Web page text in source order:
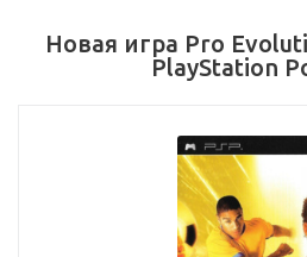
Новая игра Pro
PlayStation